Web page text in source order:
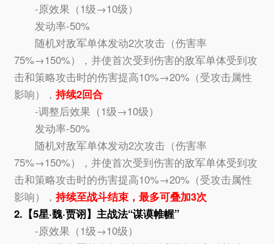
-原效果（1级→10级）
发动率-50%
随机对敌军单体发动2次攻击（伤害率
75%→150%），并使首次受到伤害的敌军单体受到攻
击和策略攻击时的伤害提高10%→20%（受攻击属性
影响）， 持续2回合
-调整后效果（1级→10级）
发动率-50%
随机对敌军单体发动2次攻击（伤害率
75%→150%），并使首次受到伤害的敌军单体受到攻
击和策略攻击时的伤害提高10%→20%（受攻击属性
影响）， 持续至战斗结束，最多可叠加3次
2.【5星·魏·贾诩】主战法“谋谟帷幄”
-原效果（1级→10级）